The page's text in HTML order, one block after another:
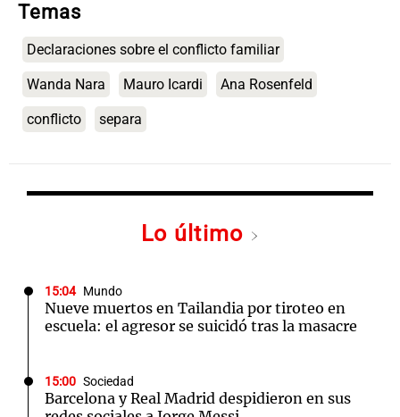
Temas
Declaraciones sobre el conflicto familiar
Wanda Nara Mauro Icardi Ana Rosenfeld
conflicto separa
Lo último
15:04 Mundo
Nueve muertos en Tailandia por tiroteo en
escuela: el agresor se suicidó tras la masacre
15:00 Sociedad
Barcelona y Real Madrid despidieron en sus